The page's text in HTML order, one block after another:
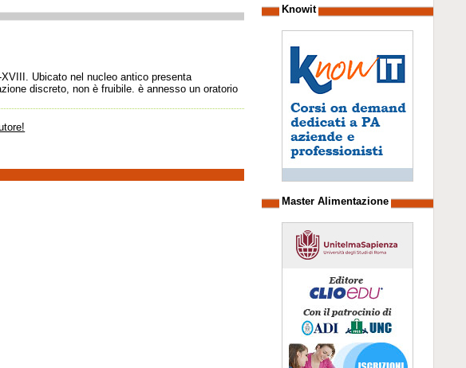
Ubicato nel nucleo antico presenta
discreto, non è fruibile. è annesso un oratorio
Knowit
Master Alimentazione